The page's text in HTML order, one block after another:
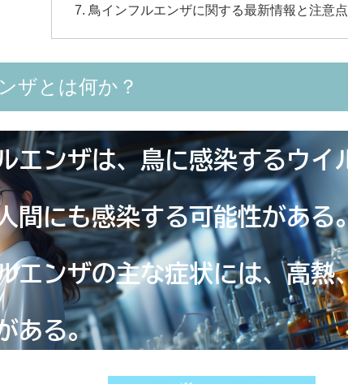
鳥インフルエンザに関する最新情報と注意点
ザとは何か？